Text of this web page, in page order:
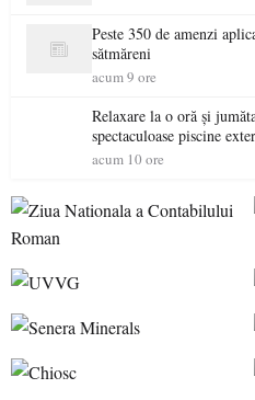
Peste 350 de amenzi
sătmăreni
acum 9 ore
Relaxare la o oră și
spectaculoase piscine
ideale pentru o escapadă
acum 10 ore